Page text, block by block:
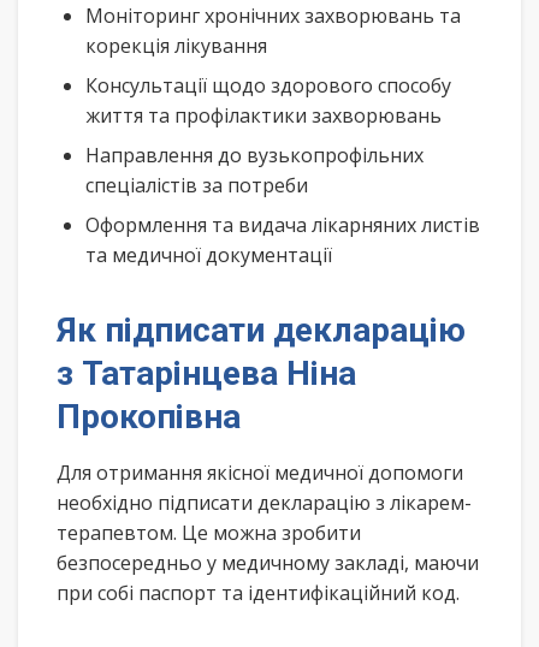
Моніторинг хронічних захворювань та
корекція лікування
Консультації щодо здорового способу
життя та профілактики захворювань
Направлення до вузькопрофільних
спеціалістів за потреби
Оформлення та видача лікарняних листів
та медичної документації
Як підписати декларацію
з Татарінцева Ніна
Прокопівна
Для отримання якісної медичної допомоги
необхідно підписати декларацію з лікарем-
терапевтом. Це можна зробити
безпосередньо у медичному закладі, маючи
при собі паспорт та ідентифікаційний код.